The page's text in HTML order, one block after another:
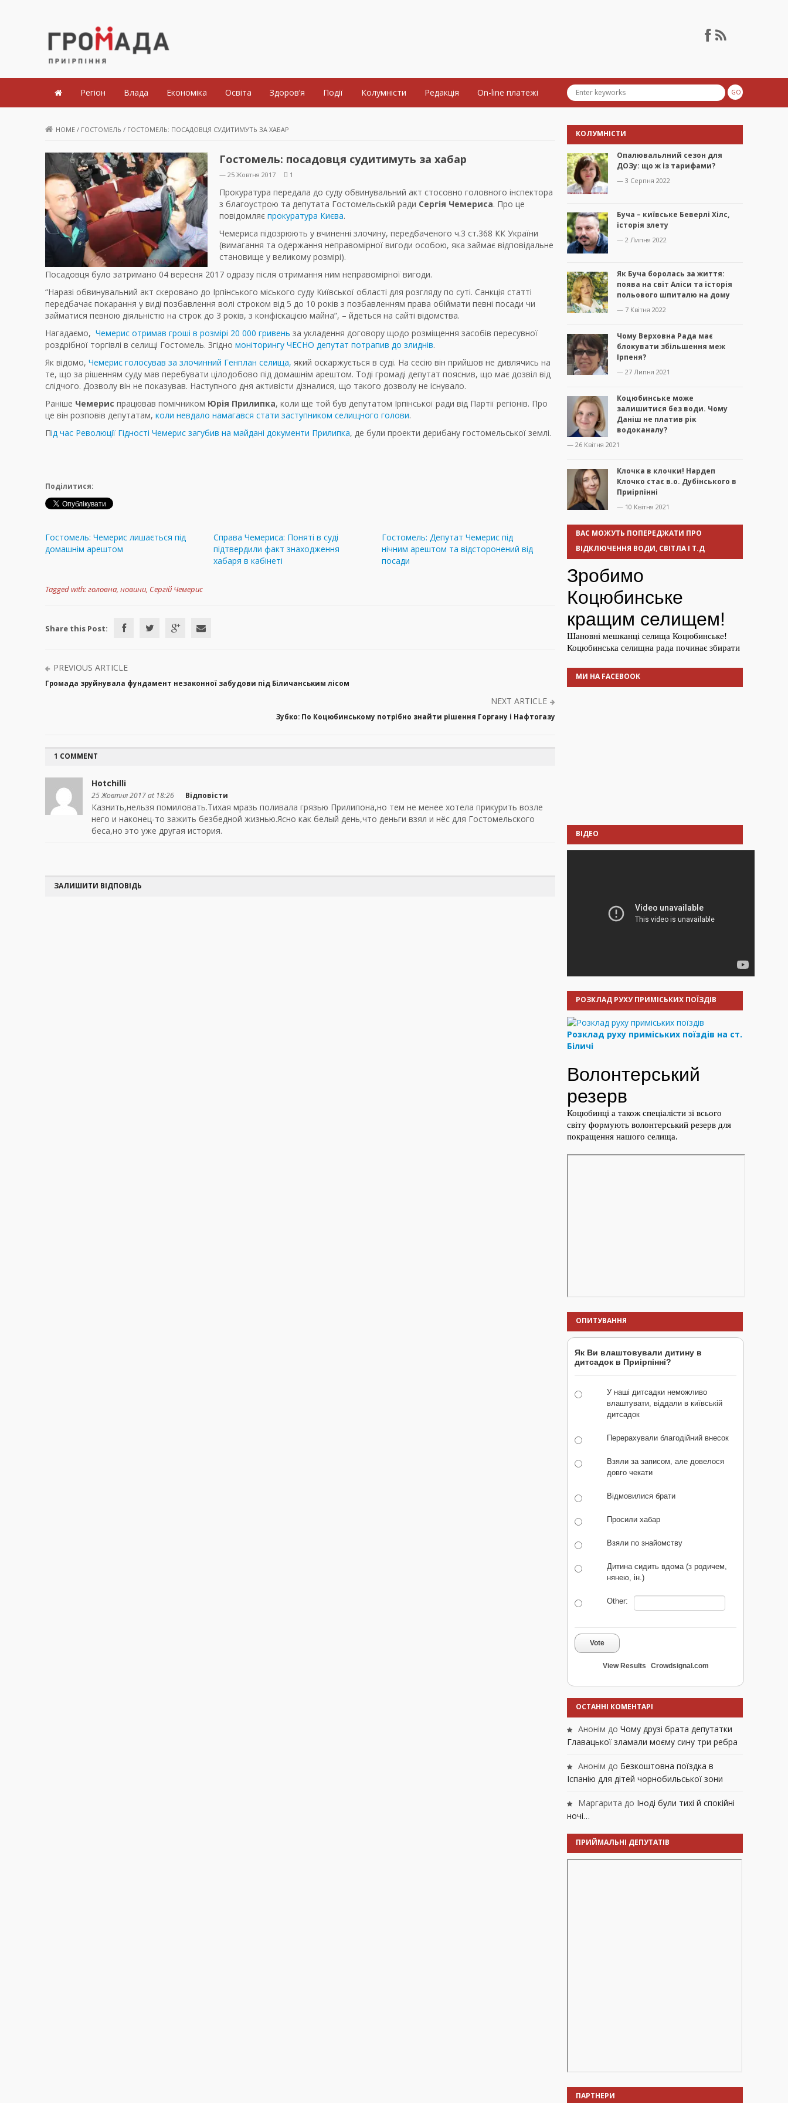
Громада Приірпіння
Регіон Влада Економіка Освіта Здоров’я Події Колумністи Редакція On-line платежі
HOME / ГОСТОМЕЛЬ / ГОСТОМЕЛЬ: ПОСАДОВЦЯ СУДИТИМУТЬ ЗА ХАБАР
Гостомель: посадовця судитимуть за хабар
— 25 Жовтня 2017 1
Прокуратура передала до суду обвинувальний акт стосовно головного інспектора
з благоустрою та депутата Гостомельській ради Сергія Чемериса. Про це
повідомляє прокуратура Києва.
Чемериса підозрюють у вчиненні злочину, передбаченого ч.3 ст.368 КК України
(вимагання та одержання неправомірної вигоди особою, яка займає відповідальне
становище у великому розмірі).
Посадовця було затримано 04 вересня 2017 одразу після отримання ним неправомірної вигоди.
“Наразі обвинувальний акт скеровано до Ірпінського міського суду Київської області для розгляду по суті. Санкція статті
передбачає покарання у виді позбавлення волі строком від 5 до 10 років з позбавленням права обіймати певні посади чи
займатися певною діяльністю на строк до 3 років, з конфіскацією майна”, – йдеться на сайті відомства.
Нагадаємо, Чемерис отримав гроші в розмірі 20 000 гривень за укладення договору щодо розміщення засобів пересувної
роздрібної торгівлі в селищі Гостомель. Згідно моніторингу ЧЕСНО депутат потрапив до злиднів.
Як відомо, Чемерис голосував за злочинний Генплан селища, який оскаржується в суді. На сесію він прийшов не дивлячись на
те, що за рішенням суду мав перебувати цілодобово під домашнім арештом. Тоді громаді депутат пояснив, що має дозвіл від
слідчого. Дозволу він не показував. Наступного дня активісти дізналися, що такого дозволу не існувало.
Раніше Чемерис працював помічником Юрія Прилипка, коли ще той був депутатом Ірпінської ради від Партії регіонів. Про
це він розповів депутатам, коли невдало намагався стати заступником селищного голови.
Під час Революції Гідності Чемерис загубив на майдані документи Прилипка, де були проекти дерибану гостомельської землі.
Поділитися:
Гостомель: Чемерис лишається під
домашнім арештом
Справа Чемериса: Поняті в суді
підтвердили факт знаходження
хабаря в кабінеті
Гостомель: Депутат Чемерис під
нічним арештом та відсторонений від
посади
Tagged with:головна, новини, Сергій Чемерис
Share this Post:
PREVIOUS ARTICLE
Громада зруйнувала фундамент незаконної забудови під Біличанським лісом
NEXT ARTICLE
Зубко: По Коцюбинському потрібно знайти рішення Горгану і Нафтогазу
1 COMMENT
Hotchilli
25 Жовтня 2017 at 18:26 Відповісти
Казнить,нельзя помиловать.Тихая мразь поливала грязью Прилипона,но тем не менее хотела прикурить возле
него и наконец-то зажить безбедной жизнью.Ясно как белый день,что деньги взял и нёс для Гостомельского
беса,но это уже другая история.
ЗАЛИШИТИ ВІДПОВІДЬ
КОЛУМНІСТИ
Опалювальлний сезон для
ДОЗу: що ж із тарифами?
— 3 Серпня 2022
Буча – київське Беверлі Хілс,
історія злету
— 2 Липня 2022
Як Буча боролась за життя:
поява на світ Аліси та історія
польового шпиталю на дому
— 7 Квітня 2022
Чому Верховна Рада має
блокувати збільшення меж
Ірпеня?
— 27 Липня 2021
Коцюбинське може
залишитися без води. Чому
Даніш не платив рік
водоканалу?
— 26 Квітня 2021
Клочка в клочки! Нардеп
Клочко стає в.о. Дубінського в
Приірпінні
— 10 Квітня 2021
ВАС МОЖУТЬ ПОПЕРЕДЖАТИ ПРО
ВІДКЛЮЧЕННЯ ВОДИ, СВІТЛА І Т.Д
МИ НА FACEBOOK
ВІДЕО
РОЗКЛАД РУХУ ПРИМІСЬКИХ ПОЇЗДІВ
Розклад руху приміських поїздів на ст.
Біличі
ОПИТУВАННЯ
Як Ви влаштовували дитину в
дитсадок в Приірпінні?
У наші дитсадки неможливо
влаштувати, віддали в київській
дитсадок
Перерахували благодійний внесок
Взяли за записом, але довелося
довго чекати
Відмовилися брати
Просили хабар
Взяли по знайомству
Дитина сидить вдома (з родичем,
нянею, ін.)
Other:
Vote
View Results Crowdsignal.com
ОСТАННІ КОМЕНТАРІ
Анонім до Чому друзі брата депутатки
Главацької зламали моєму сину три ребра
Анонім до Безкоштовна поїздка в
Іспанію для дітей чорнобильської зони
Маргарита до Іноді були тихі й спокійні
ночі…
ПРИЙМАЛЬНІ ДЕПУТАТІВ
ПАРТНЕРИ